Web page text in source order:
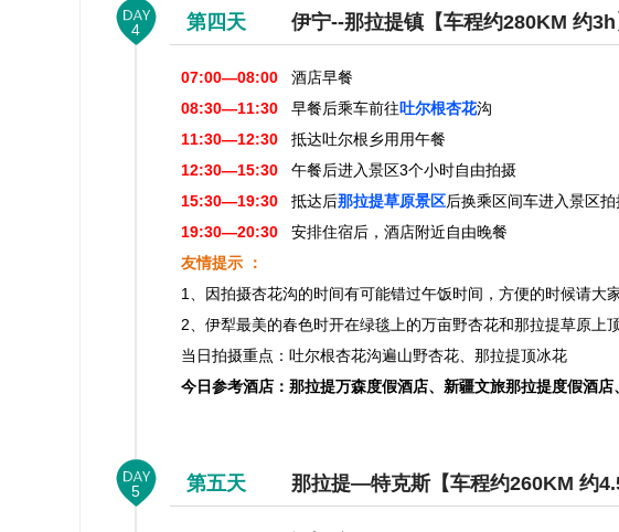
4 第四天 伊宁--那拉提镇【车程约280KM 约3h
07:00—08:00 酒店早餐
08:30—11:30
早餐后乘车前往吐尔根杏花沟
11:30—12:30 抵达吐尔根乡用用午餐
12:30—15:30 午餐后进入景区3个小时自由拍摄
15:30—19:30 抵达后那拉提草原景区后换乘区间车进入景区
19:30—20:30 安排住宿后，酒店附近自由晚餐
友情提示 ：
1、因拍摄杏花沟的时间有可能错过午饭时间，方便的时候请大
2、伊犁最美的春色时开在绿毯上的万亩野杏花和那拉提草原上
当日拍摄重点：吐尔根杏花沟遍山野杏花、那拉提顶冰花
今日参考酒店：那拉提万森度假酒店、新疆文旅那拉提度假酒店
5 第五天 那拉提—特克斯【车程约260KM 约